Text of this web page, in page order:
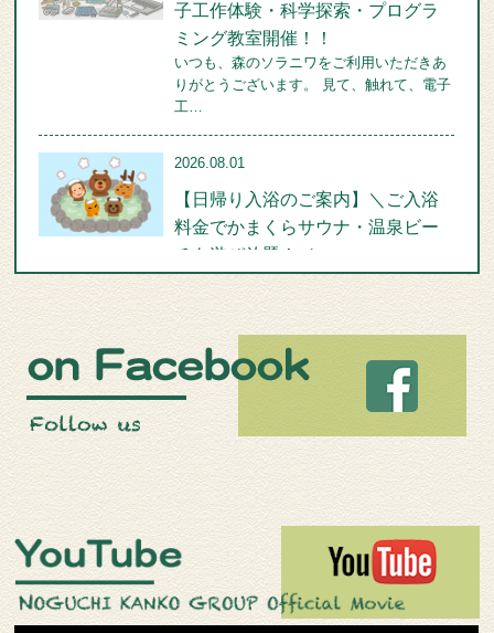
子工作体験・科学探索・プログラ
ミング教室開催！！
いつも、森のソラニワをご利用いただきあ
りがとうございます。 見て、触れて、電子
工…
2026.08.01
【日帰り入浴のご案内】＼ご入浴
料金でかまくらサウナ・温泉ビー
チも遊び放題！／
いつも きたゆざわ森のソラニワ をご利用
いただきありがとうございます。 森のソ
2026.08.01
【7/23～8/31開催！】夏休みの大冒
険！「ブロック建築体験」の遊び
方。猛暑は涼しい屋内で遊ぼう♪
いつも、きたゆざわ森のソラニワをご利用
いただきありがとうございます。 只今開催
2026.07.28